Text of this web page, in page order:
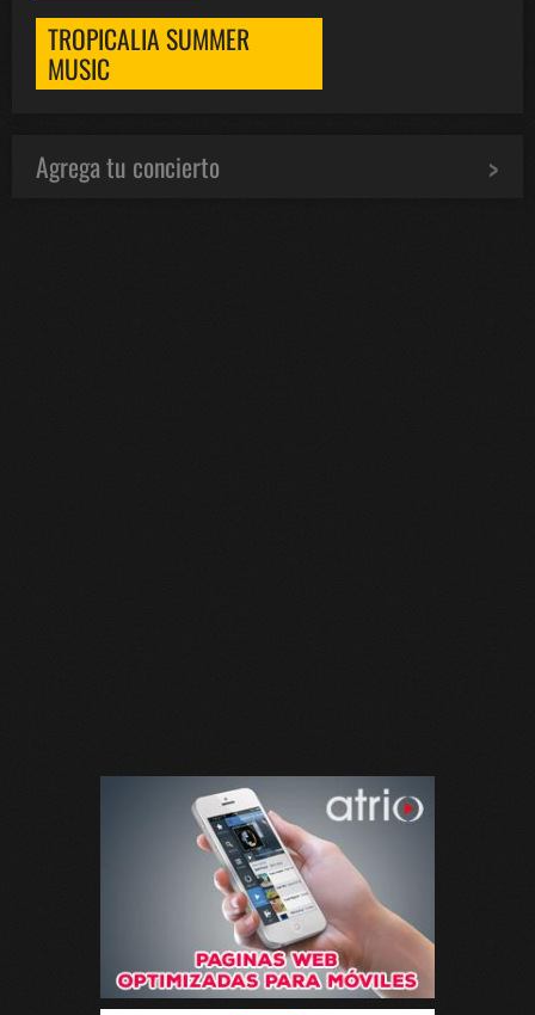
TROPICALIA SUMMER
MUSIC
Agrega tu concierto